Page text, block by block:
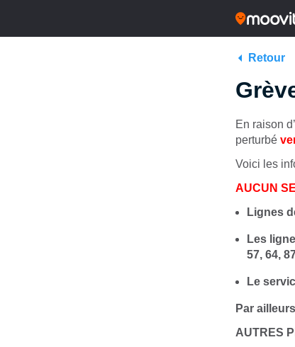
Retour
En raison
perturbé
Voici les
AUCUN
Lignes
Les
57, 64,
Le
Par
AUTRES